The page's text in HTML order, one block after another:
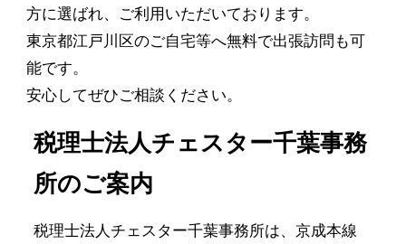
方に選ばれ、ご利用いただいております。
東京都江戸川区のご自宅等へ無料で出張訪問も可
能です。
安心してぜひご相談ください。
税理士法人チェスター千葉事務
所のご案内
税理士法人チェスター千葉事務所は、京成本線